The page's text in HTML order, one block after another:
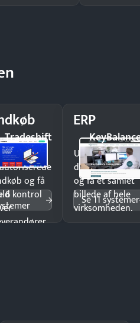
Tradeshift
og få
kontrol
6
ERP
Undgå
og få ét samlet
billede af hele
virksomheden.
Se 11 systemer